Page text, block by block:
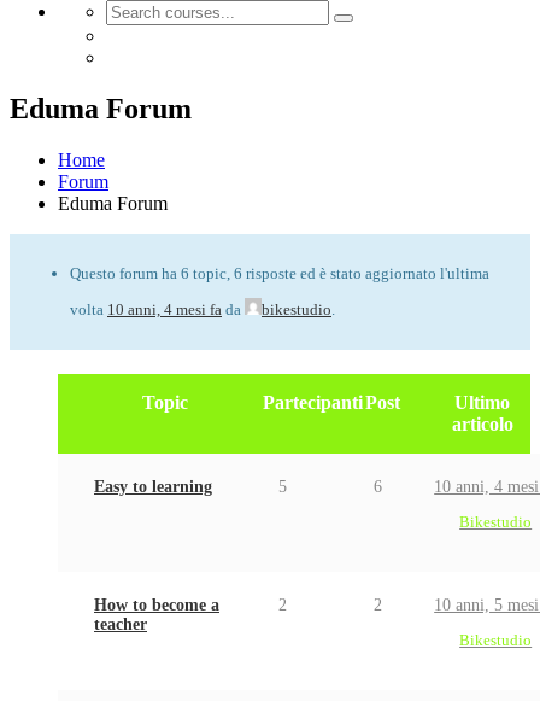
Eduma Forum
Home
Forum
Eduma Forum
Questo forum ha 6 topic, 6 risposte ed è stato aggiornato l'ultima
volta 10 anni, 4 mesi fa da bikestudio
Topic PartecipantiPost
Ultimo
articolo
Easy to learning 5 6
10 anni, 4
Bikestudio
How to become a
teacher
2 2
10 anni, 5
Bikestudio